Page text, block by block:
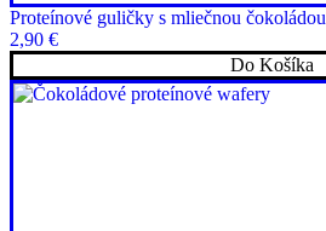
Proteínové guličky s mliečnou čokoládou
2,90 €
Do Košíka